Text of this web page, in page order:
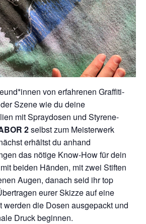
von erfahrenen Graffiti-
Szene wie du deine
mit Spraydosen und Styrene-
2selbst zum Meisterwerk
erhältst du anhand
das nötige Know-How für dein
beiden Händen, mit zwei Stiften
Augen, danach seid ihr top
eurer Skizze auf eine
werden die Dosen ausgepackt und
Druck beginnen.